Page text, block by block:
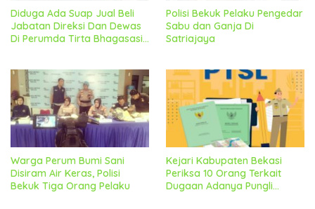
Diduga Ada Suap Jual Beli
Jabatan Direksi Dan Dewas
Di Perumda Tirta Bhagasasi,
Polisi Bekuk Pelaku Pengedar
Sabu dan Ganja Di
Satriajaya
Warga Perum Bumi Sani
Disiram Air Keras, Polisi
Bekuk Tiga Orang Pelaku
Kejari Kabupaten Bekasi
Periksa 10 Orang Terkait
Dugaan Adanya Pungli